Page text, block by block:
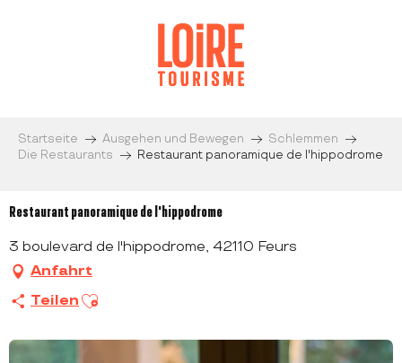
Startseite Ausgehen und Bewegen
Schlemmen
Die Restaurants
Restaurant panoramique de l'hippodrome
Restaurant panoramique de l'hippodrome
3 boulevard de l'hippodrome, 42110 Feurs
Anfahrt
Teilen Ajouter aux favoris